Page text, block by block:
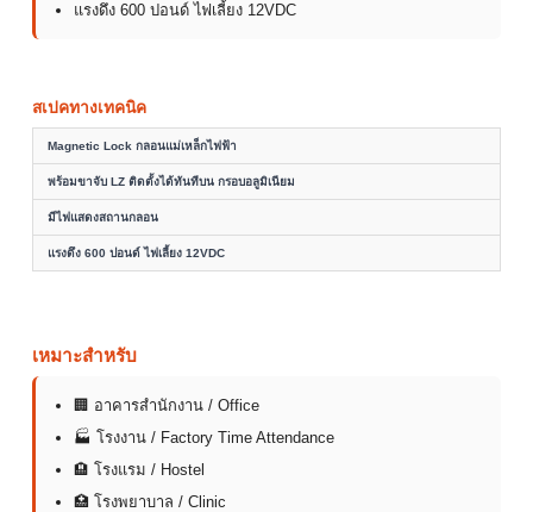
แรงดึง 600 ปอนด์ ไฟเลี้ยง 12VDC
สเปคทางเทคนิค
Magnetic Lock กลอนแม่เหล็กไฟฟ้า
พร้อมขาจับ LZ ติดตั้งได้ทันทีบน กรอบอลูมิเนียม
มีไฟแสดงสถานกลอน
แรงดึง 600 ปอนด์ ไฟเลี้ยง 12VDC
เหมาะสำหรับ
🏢 อาคารสำนักงาน / Office
🏭 โรงงาน / Factory Time Attendance
🏨 โรงแรม / Hostel
🏥 โรงพยาบาล / Clinic